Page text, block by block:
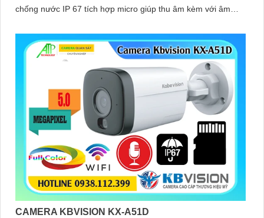
chống nước IP 67 tích hợp micro giúp thu âm kèm với âm
CAMERA KBVISION KX-A51D